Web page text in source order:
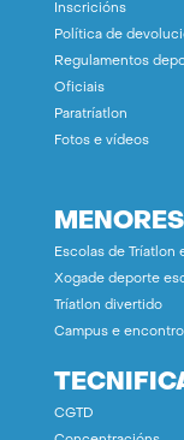
Inscricións
Política de
Regulamentos
Oficiais
Paratríatlon
Fotos e vídeos
MENORES
Escolas de Tríatlon
Xogade deporte
Tríatlon divertido
Campus e
CGTD